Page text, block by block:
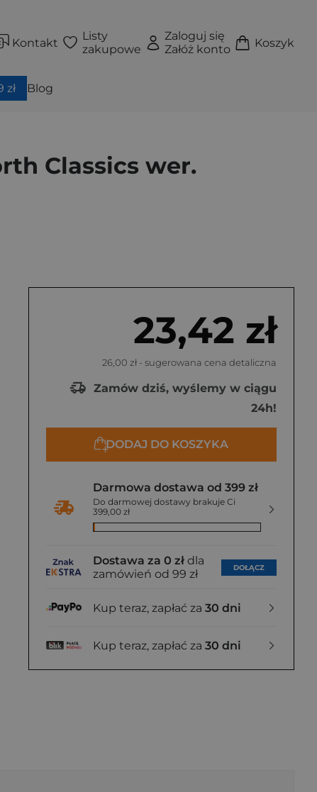
Kontakt
Listy
zakupowe
Zaloguj się
Załóż konto
Koszyk
zł Blog
Classics wer.
23,42 zł
26,00 zł - sugerowana cena detaliczna
Zamów dziś, wyślemy w ciągu
24h!
DODAJ DO KOSZYKA
Darmowa dostawa od 399 zł
Do darmowej dostawy brakuje Ci
399,00 zł
Dostawa za 0 zł dla
zamówień od 99 zł
DOŁĄCZ
Kup teraz, zapłać za 30 dni
Kup teraz, zapłać za 30 dni